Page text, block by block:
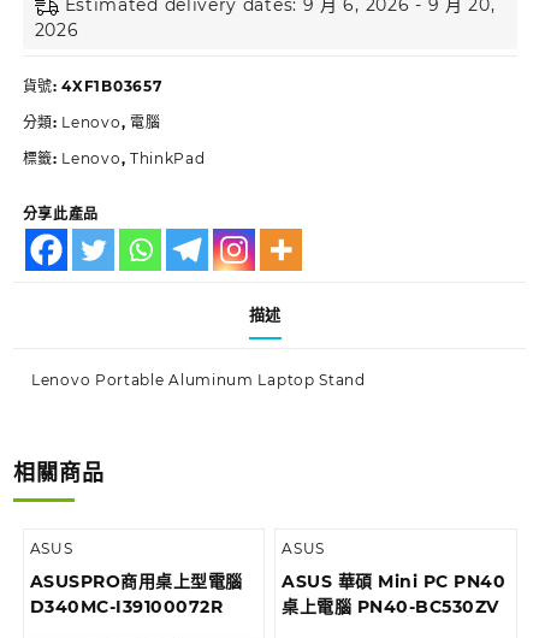
2026
貨號:4XF1B03657
分類: Lenovo, 電腦
標籤: Lenovo, ThinkPad
分享此產品
描述
Lenovo Portable Aluminum Laptop Stand
相關商品
ASUS
ASUSPRO商用桌上型電腦
D340MC-I39100072R
ASUS
ASUS 華碩 Mini PC PN40
桌上電腦 PN40-BC530ZV